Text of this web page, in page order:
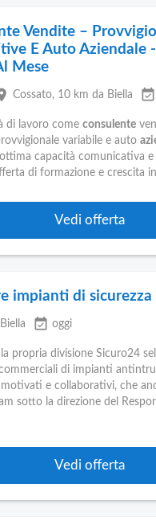
Vendite –
E Auto Aziendale
Mese
Cossato, 10 km da Biella event_available
di lavoro come consulente
variabile e auto
capacità comunicativa e
di formazione e crescita
Vedi offerta
impianti di sicurezza
Biella event_available oggi
propria divisione Sicuro24
di impianti
e collaborativi, che
sotto la direzione del
Vedi offerta